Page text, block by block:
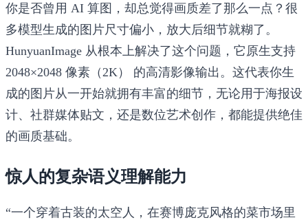
你是否曾用 AI 算图，却总觉得画质差了那么一点？很
多模型生成的图片尺寸偏小，放大后细节就糊了。
HunyuanImage 从根本上解决了这个问题，它原生支持
2048×2048 像素（2K）
的高清影像输出。这代表你生
成的图片从一开始就拥有丰富的细节，无论用于海报设
计、社群媒体贴文，还是数位艺术创作，都能提供绝佳
的画质基础。
惊人的复杂语义理解能力
“一个穿着古装的太空人，在赛博庞克风格的菜市场里